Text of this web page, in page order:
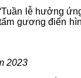
lễ hưởng
gương điển
2023